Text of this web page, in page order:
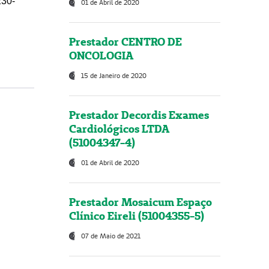
01 de Abril de 2020
Prestador CENTRO DE
ONCOLOGIA
15 de Janeiro de 2020
Prestador Decordis Exames
Cardiológicos LTDA
(51004347-4)
01 de Abril de 2020
Prestador Mosaicum Espaço
Clínico Eireli (51004355-5)
07 de Maio de 2021